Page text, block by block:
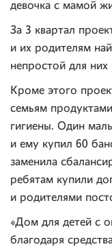
девочка с мамой
За 3 квартал
и их родителям
непростой для них
Кроме этого
семьям
гигиены. Один
и ему купил 60
заменила
ребятам купили
и родителями
«Дом для детей с
благодаря